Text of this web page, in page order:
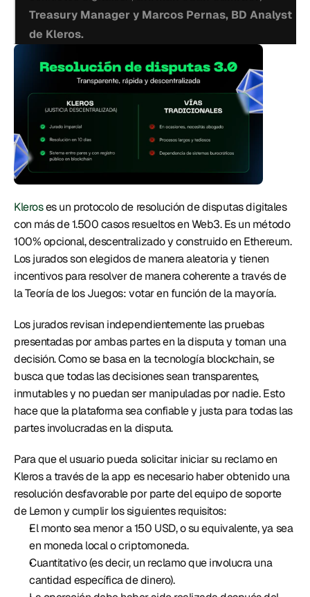
Treasury Manager y Marcos Pernas, BD Analyst
de Kleros.
Kleros es un protocolo de resolución de disputas digitales
con más de 1.500 casos resueltos en Web3. Es un método
100% opcional, descentralizado y construido en Ethereum.
Los jurados son elegidos de manera aleatoria y tienen
incentivos para resolver de manera coherente a través de
la Teoría de los Juegos: votar en función de la mayoría.
Los jurados revisan independientemente las pruebas
presentadas por ambas partes en la disputa y toman una
decisión. Como se basa en la tecnología blockchain, se
busca que todas las decisiones sean transparentes,
inmutables y no puedan ser manipuladas por nadie. Esto
hace que la plataforma sea confiable y justa para todas las
partes involucradas en la disputa.
Para que el usuario pueda solicitar iniciar su reclamo en
Kleros a través de la app es necesario haber obtenido una
resolución desfavorable por parte del equipo de soporte
de Lemon y cumplir los siguientes requisitos:
El monto sea menor a 150 USD, o su equivalente, ya sea
en moneda local o criptomoneda.
Cuantitativo (es decir, un reclamo que involucra una
cantidad específica de dinero).